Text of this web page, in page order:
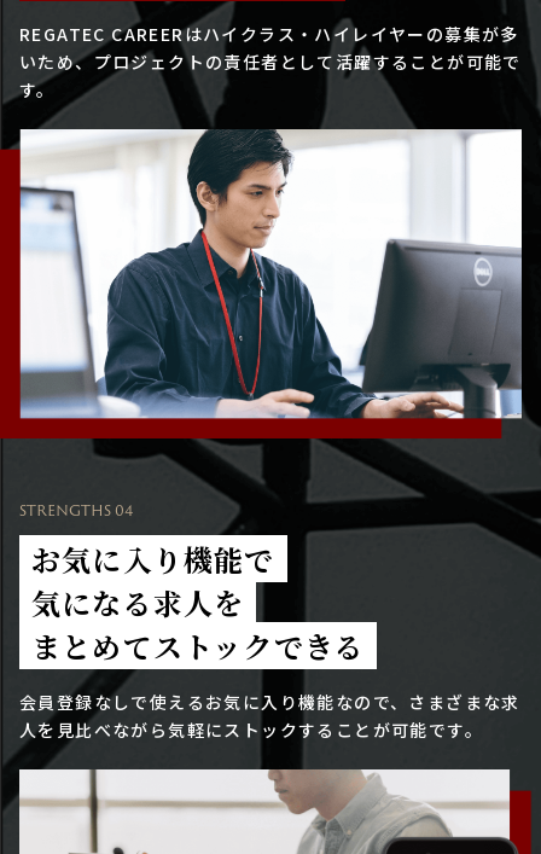
REGATEC CAREERはハイクラス・ハイレイヤーの募集が多
いため、プロジェクトの責任者として活躍することが可能で
す。
STRENGTHS 04
お気に入り機能で
気になる求人を
まとめてストックできる
会員登録なしで使えるお気に入り機能なので、さまざまな求
人を見比べながら気軽にストックすることが可能です。